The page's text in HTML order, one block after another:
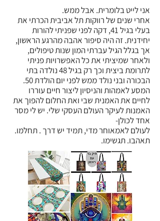
אני לייט בלומרית. אבל ממש.
אחרי שנים של רווקות תל אביבית הכרתי את
בעלי בגיל 41, דקה לפני שפניתי להורות
יחידנית. זה היה סיפור אהבה מהרגע הראשון,
אך בגלל הגיל עברתי המון שנות טיפולים,
ולאחר שמיציתי את כל האפשרויות פניתי
לתרומת ביצית וכך רק בגיל 48 נולדה בתי
הבכורה ובני נולד ממש לפני יום הולדת 50.
המסע לאמהות והניסיון ליצור חיים עוררו
לחיים את האמנית שבי ואת החלום להפוך את
האמנות לעיקר העולם העסקי שלי. יש לי מסר
אחד לכולן-
לעולם לאמאוחר מדי, תמיד יש דרך . תחלמו.
תאהבו. תגשימו.